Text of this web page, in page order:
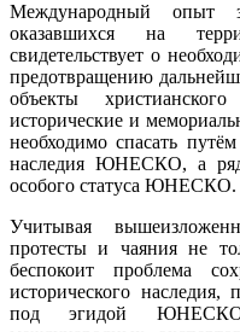
Международный опыт
оказавшихся на
свидетельствует о
предотвращению
объекты
исторические и
необходимо спасать
наследия ЮНЕСКО, а
особого статуса ЮНЕСКО.
Учитывая
протесты и чаяния не
беспокоит проблема
исторического
под эгидой